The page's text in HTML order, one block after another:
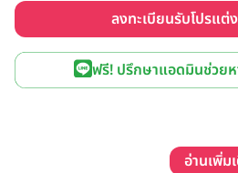
ลงทะเบียนรับโปรแต่
ฟรี! ปรึกษาแอดมินช่วย
อ่านเพิ่ม